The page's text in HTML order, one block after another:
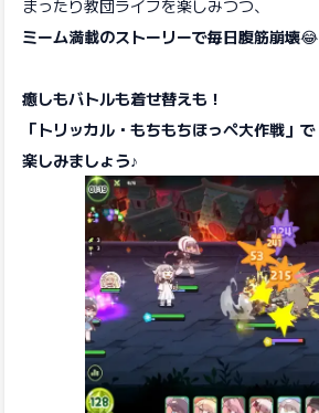
まったり教団ライフを楽しみつつ、
ミーム満載のストーリーで毎日腹筋崩壊😂
癒しもバトルも着せ替えも！
「トリッカル・もちもちほっペ大作戦」で
楽しみましょう♪